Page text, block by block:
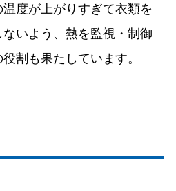
度が上がりすぎて衣類を
いよう、熱を監視・制御
割も果たしています。